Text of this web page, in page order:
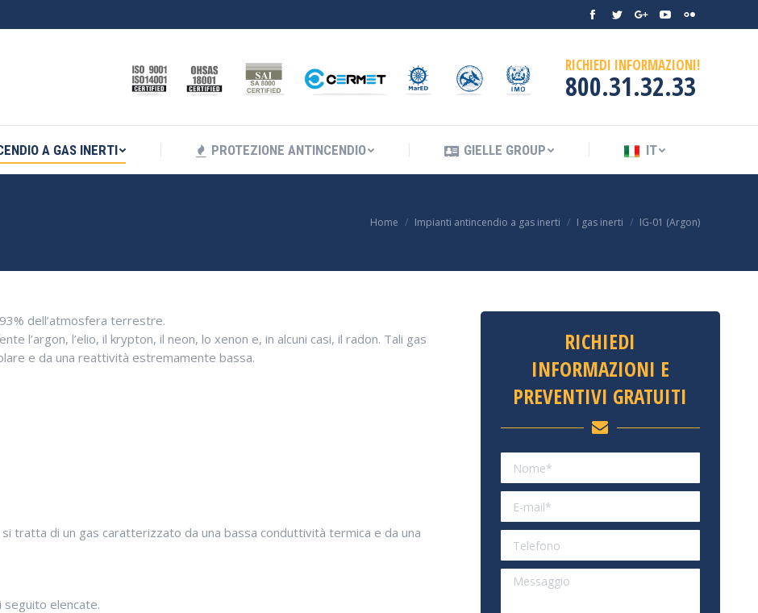
Facebook
TwitterGoogle+
YouTube
Flickr
RICHIEDI INFORMAZIONI!
800.31.32.33
A GAS INERTI PROTEZIONE ANTINCENDIO GIELLE GROUP IT
Home Impianti antincendio a gas inerti I gas inerti IG-01 (Argon)
dell’atmosfera terrestre.
l’argon, l’elio, il krypton, il neon, lo xenon e, in alcuni casi, il radon. Tali gas
e da una reattività estremamente bassa.
tratta di un gas caratterizzato da una bassa conduttività termica e da una
seguito elencate.
RICHIEDI
INFORMAZIONI E
PREVENTIVI GRATUITI
ANTINCENDIO A GAS INERTI PROTEZIONE ANTINCENDIO GIELLE GROUP IT